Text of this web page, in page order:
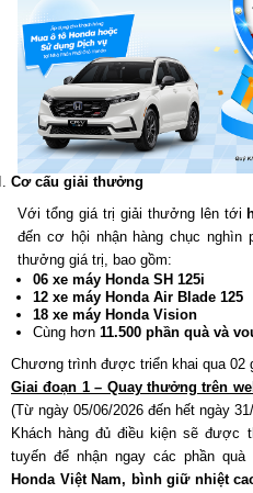
Cơ cấu giải thưởng
Với tổng giá trị giải thưởng lên tới
đến cơ hội nhận hàng chục nghìn
thưởng giá trị, bao gồm:
06 xe máy Honda SH 125i
12 xe máy Honda Air Blade 125
18 xe máy Honda Vision
Cùng hơn 11.500 phần quà và
Chương trình được triển khai qua 02
Giai đoạn 1 – Quay thưởng trên
(Từ ngày 05/06/2026 đến hết ngày
Khách hàng đủ điều kiện sẽ được
tuyến để nhận ngay các phần
Honda Việt Nam, bình giữ nhiệt